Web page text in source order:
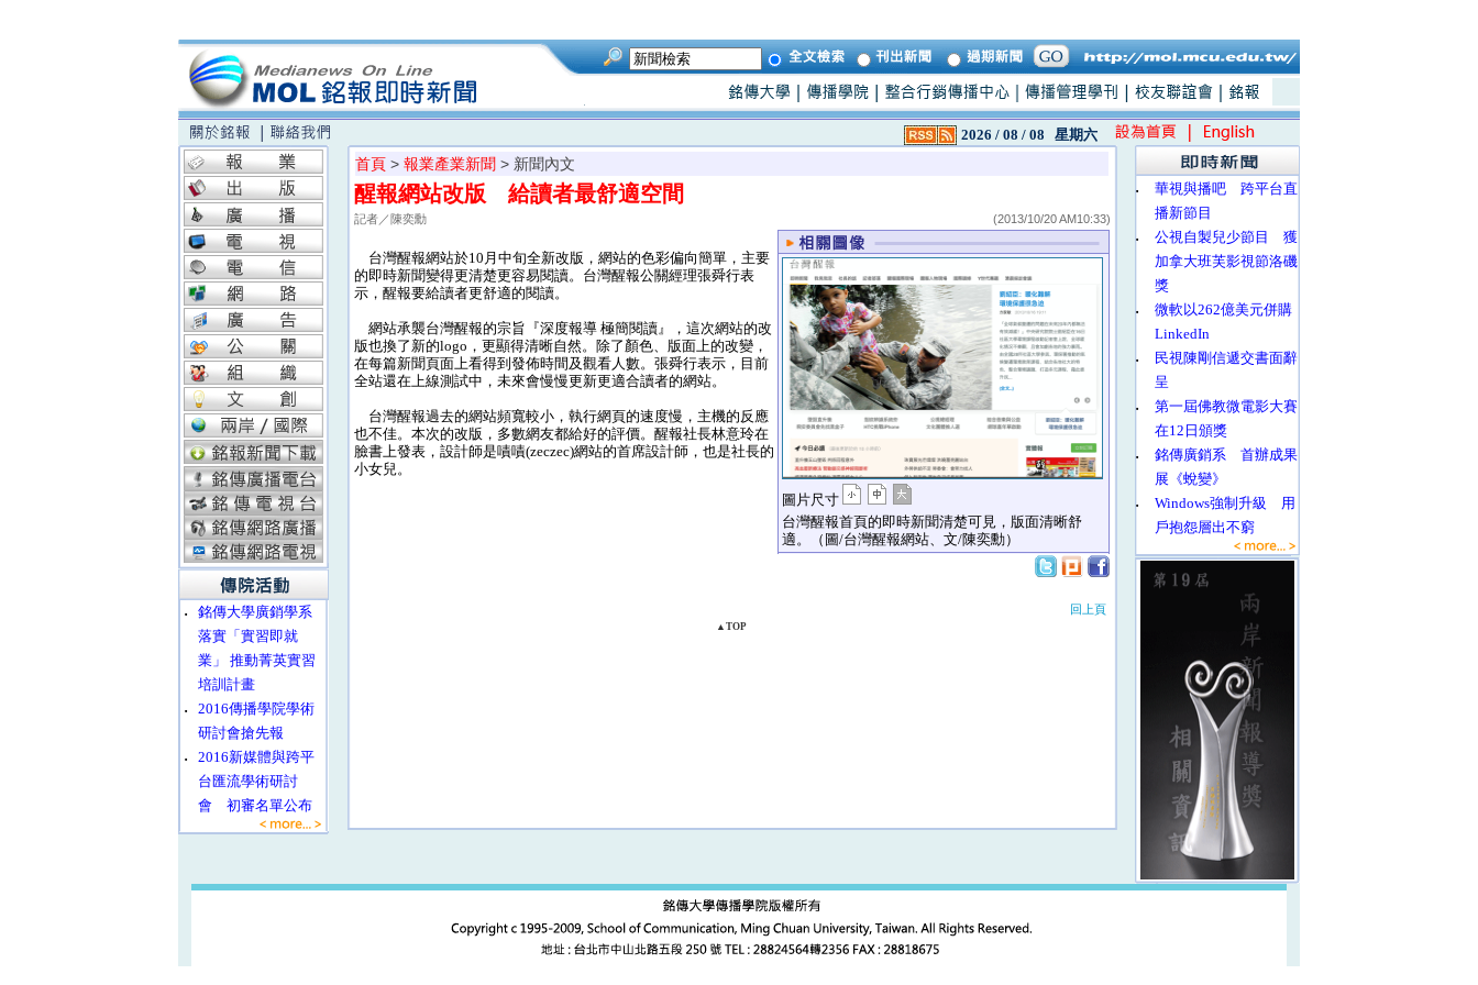
2026 / 08 / 08 星期六
‧
銘傳大學廣銷學系
落實「實習即就
業」 推動菁英實習
培訓計畫
‧
2016傳播學院學術
研討會搶先報
‧
2016新媒體與跨平
台匯流學術研討
會 初審名單公布
首頁 > 報業產業新聞 > 新聞內文
醒報網站改版 給讀者最舒適空間
記者／陳奕勳 (2013/10/20 AM10:33)
圖片尺寸
台灣醒報首頁的即時新聞清楚可見，版面清晰舒
適。（圖/台灣醒報網站、文/陳奕勳）
台灣醒報網站於10月中旬全新改版，網站的色彩偏向簡單，主要
的即時新聞變得更清楚更容易閱讀。台灣醒報公關經理張舜行表
示，醒報要給讀者更舒適的閱讀。
網站承襲台灣醒報的宗旨『深度報導 極簡閱讀』，這次網站的改
版也換了新的logo，更顯得清晰自然。除了顏色、版面上的改變，
在每篇新聞頁面上看得到發佈時間及觀看人數。張舜行表示，目前
全站還在上線測試中，未來會慢慢更新更適合讀者的網站。
台灣醒報過去的網站頻寬較小，執行網頁的速度慢，主機的反應
也不佳。本次的改版，多數網友都給好的評價。醒報社長林意玲在
臉書上發表，設計師是嘖嘖(zeczec)網站的首席設計師，也是社長的
小女兒。
回上頁
▲TOP
‧
華視與播吧 跨平台直
播新節目
‧
公視自製兒少節目 獲
加拿大班芙影視節洛磯
獎
‧
微軟以262億美元併購
LinkedIn
‧
民視陳剛信遞交書面辭
呈
‧
第一屆佛教微電影大賽
在12日頒獎
‧
銘傳廣銷系 首辦成果
展《蛻變》
‧
Windows強制升級 用
戶抱怨層出不窮